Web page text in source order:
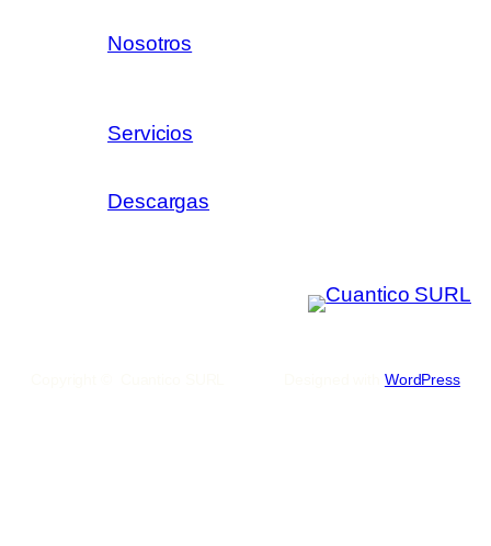
Nosotros
Servicios
Descargas
WordPress